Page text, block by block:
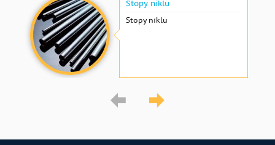
Stopy niklu
Stopy niklu